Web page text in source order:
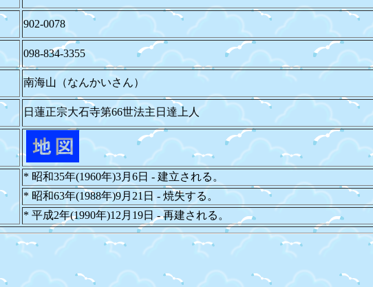
902-0078
098-834-3355
南海山（なんかいさん）
日蓮正宗大石寺第66世法主日達上人
* 昭和35年(1960年)3月6日 - 建立される。
* 昭和63年(1988年)9月21日 - 焼失する。
* 平成2年(1990年)12月19日 - 再建される。